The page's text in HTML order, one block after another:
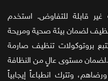
قابلة للتفاوض. استخدم
بروتوكولات تنظيف صارمة
لضمان مستوى عالٍ من النظافة.
وتترك انطباعاً إيجابياً